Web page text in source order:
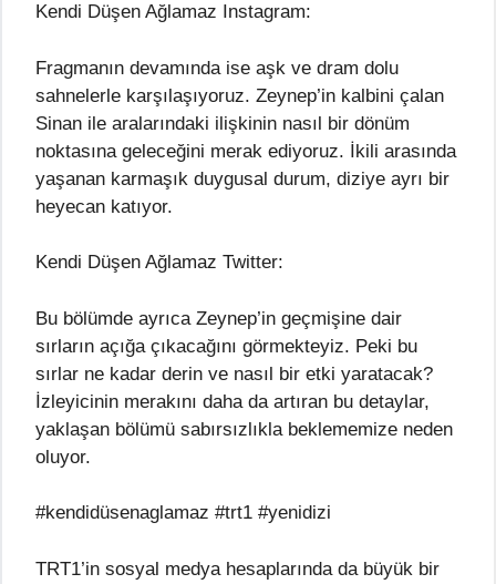
Kendi Düşen Ağlamaz Instagram:
Fragmanın devamında ise aşk ve dram dolu
sahnelerle karşılaşıyoruz. Zeynep’in kalbini çalan
Sinan ile aralarındaki ilişkinin nasıl bir dönüm
noktasına geleceğini merak ediyoruz. İkili arasında
yaşanan karmaşık duygusal durum, diziye ayrı bir
heyecan katıyor.
Kendi Düşen Ağlamaz Twitter:
Bu bölümde ayrıca Zeynep’in geçmişine dair
sırların açığa çıkacağını görmekteyiz. Peki bu
sırlar ne kadar derin ve nasıl bir etki yaratacak?
İzleyicinin merakını daha da artıran bu detaylar,
yaklaşan bölümü sabırsızlıkla beklememize neden
oluyor.
#kendidüsenaglamaz #trt1 #yenidizi
TRT1’in sosyal medya hesaplarında da büyük bir